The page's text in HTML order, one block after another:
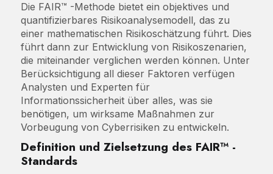
Die FAIR™ -Methode bietet ein objektives und
quantifizierbares Risikoanalysemodell, das zu
einer mathematischen Risikoschätzung führt. Dies
führt dann zur Entwicklung von Risikoszenarien,
die miteinander verglichen werden können. Unter
Berücksichtigung all dieser Faktoren verfügen
Analysten und Experten für
Informationssicherheit über alles, was sie
benötigen, um wirksame Maßnahmen zur
Vorbeugung von Cyberrisiken zu entwickeln.
Definition und Zielsetzung des FAIR™ -
Standards